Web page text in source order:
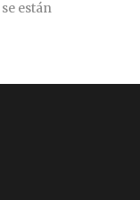
están